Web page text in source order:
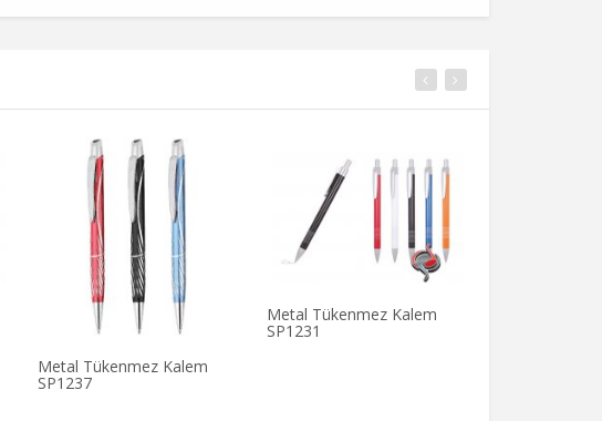
Metal Tükenmez Kalem
SP1237
Metal Tükenmez Kalem
SP1231